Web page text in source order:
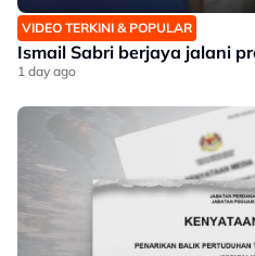
VIDEO TERKINI & POPULAR
Ismail Sabri berjaya jalani
1 day ago